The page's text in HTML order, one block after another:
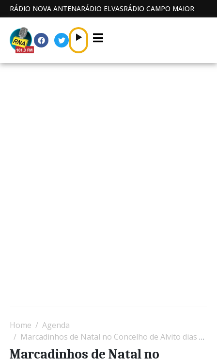
RÁDIO NOVA ANTENARÁDIO ELVASRÁDIO CAMPO MAIOR
Home
Agenda
Marcadinhos de Natal no Concelho de Alvito dias 08 e 09 de dezembro
Marcadinhos de Natal no